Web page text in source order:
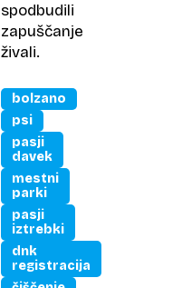
spodbudili
zapuščanje
živali.
bolzano
psi
pasji
davek
mestni
parki
pasji
iztrebki
dnk
registracija